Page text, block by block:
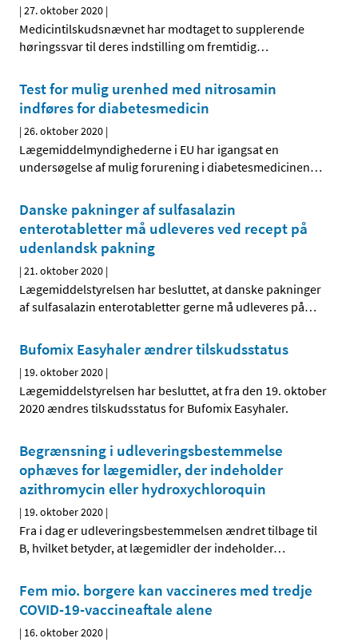
|27. oktober 2020 |
Medicintilskudsnævnet har modtaget to supplerende
høringssvar til deres indstilling om fremtidig…
Test for mulig urenhed med nitrosamin
indføres for diabetesmedicin
|26. oktober 2020 |
Lægemiddelmyndighederne i EU har igangsat en
undersøgelse af mulig forurening i diabetesmedicinen…
Danske pakninger af sulfasalazin
enterotabletter må udleveres ved recept på
udenlandsk pakning
|21. oktober 2020 |
Lægemiddelstyrelsen har besluttet, at danske pakninger
af sulfasalazin enterotabletter gerne må udleveres på…
Bufomix Easyhaler ændrer tilskudsstatus
| 19. oktober 2020 |
Lægemiddelstyrelsen har besluttet, at fra den 19. oktober
2020 ændres tilskudsstatus for Bufomix Easyhaler.
Begrænsning i udleveringsbestemmelse
ophæves for lægemidler, der indeholder
azithromycin eller hydroxychloroquin
| 19. oktober 2020 |
Fra i dag er udleveringsbestemmelsen ændret tilbage til
B, hvilket betyder, at lægemidler der indeholder…
Fem mio. borgere kan vaccineres med tredje
COVID-19-vaccineaftale alene
| 16. oktober 2020 |